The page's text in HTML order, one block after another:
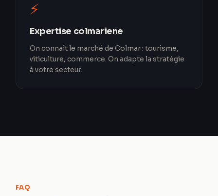
⚡
Expertise colmariene
On connaît le marché de Colmar : tourisme,
viticulture, commerce. On adapte la stratégie
à votre secteur.
FAQ